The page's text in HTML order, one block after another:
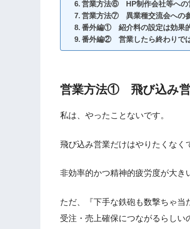
営業方法⑥ HP制作会社等
営業方法⑦ 異業種交流会へ
番外編① 紹介料の設定は効果
番外編② 営業したら終わりで
営業方法① 飛び込み
私は、やったことないです。
飛び込み営業だけはやりたくなく
非効率的かつ精神的疲労度が大き
ただ、『下手な鉄砲も数撃ちゃ
受注・売上確保につながるらし